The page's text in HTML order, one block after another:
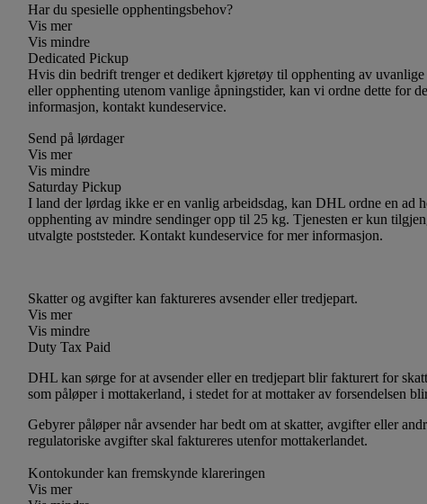
Har du spesielle opphentingsbehov?
Vis mer
Vis mindre
Dedicated Pickup
Hvis din bedrift trenger et dedikert kjøretøy til opphenting av uvanlige
eller opphenting utenom vanlige åpningstider, kan vi ordne dette for
informasjon, kontakt kundeservice.
Send på lørdager
Vis mer
Vis mindre
Saturday Pickup
I land der lørdag ikke er en vanlig arbeidsdag, kan DHL ordne en ad
opphenting av mindre sendinger opp til 25 kg. Tjenesten er kun
utvalgte poststeder. Kontakt kundeservice for mer informasjon.
Skatter og avgifter kan faktureres avsender eller tredjepart.
Vis mer
Vis mindre
Duty Tax Paid
DHL kan sørge for at avsender eller en tredjepart blir fakturert for
som påløper i mottakerland, i stedet for at mottaker av forsendelsen
Gebyrer påløper når avsender har bedt om at skatter, avgifter eller
regulatoriske avgifter skal faktureres utenfor mottakerlandet.
Kontokunder kan fremskynde klareringen
Vis mer